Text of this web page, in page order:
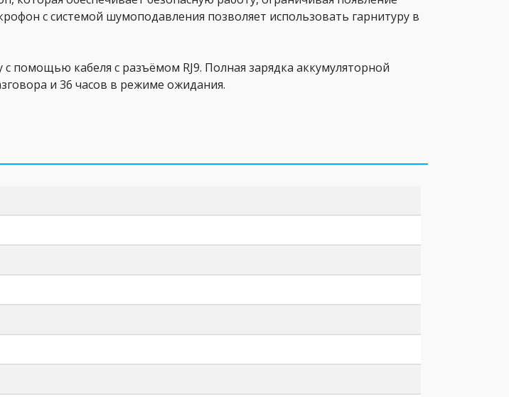
с системой шумоподавления позволяет использовать гарнитуру в
помощью кабеля с разъёмом RJ9. Полная зарядка аккумуляторной
и 36 часов в режиме ожидания.